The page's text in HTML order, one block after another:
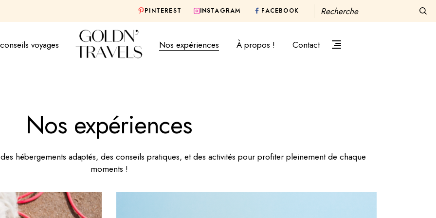
PINTEREST INSTAGRAM FACEBOOK
voyages Nos expériences À propos ! Contact
Nos expériences
hébergements adaptés, des conseils pratiques, et des activités pour profiter pleinement de chaque
moments !